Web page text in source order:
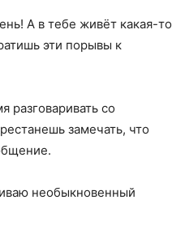
А в тебе живёт какая-то
эти порывы к
разговаривать со
замечать, что
необыкновенный